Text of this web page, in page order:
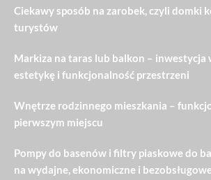
Ciekawy sposób na zarobek, czyli domki
turystów
Markiza na taras lub balkon – inwestycja
estetykę i funkcjonalność przestrzeni
Wnętrze rodzinnego mieszkania –
pierwszym miejscu
Pompy do basenów i filtry piaskowe do
na wydajne, ekonomiczne i